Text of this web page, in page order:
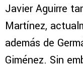
Javier Aguirre
Martínez,
además de
Giménez. Sin